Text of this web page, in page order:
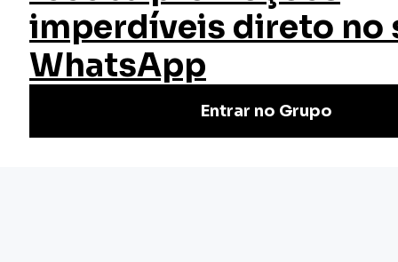
Curso Mercado Imobiliário
Aprimore suas habilidades com o Curso de Mercado
Imobiliário Grátis da EW Cursos. Dominando conceitos
chave, impulsione sua carreira imobiliária!